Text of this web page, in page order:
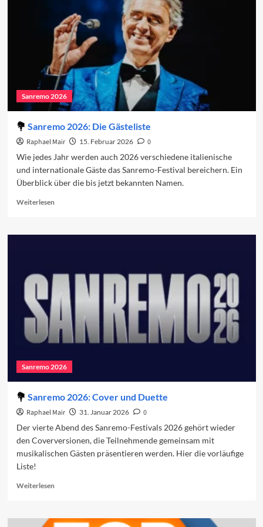
2026
Sanremo 2026
Sanremo 2026: Die Gästeliste
Raphael Mair 15. Februar 2026
0
Wie jedes Jahr werden auch 2026 verschiedene italienische
und internationale Gäste das Sanremo-Festival bereichern. Ein
Überblick über die bis jetzt bekannten Namen.
WeiterlesenRead
Sanremo
Sanremo 2026
Sanremo 2026: Cover und Duette
Raphael Mair 31. Januar 2026
0
Der vierte Abend des Sanremo-Festivals 2026 gehört wieder
den Coverversionen, die Teilnehmende gemeinsam mit
musikalischen Gästen präsentieren werden. Hier die vorläufige
Liste!
WeiterlesenRead
Sanremo